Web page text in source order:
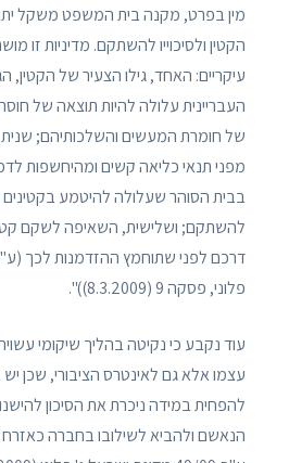
מין בפרט, מקנה בית המשפט משקל יתר
הקטין ולסיכוייו להשתקם. מדיניות
עיקריים: האחד, גילו הצעיר של הקטין,
העבריינית עלולה להיות תוצאה של
של חומרת המעשים והשלכותיהם; שנית,
מפני תנאי כליאה קשים ומהיחשפות
בבית הסוהר שעלולה להיטמע בקטינים
להשתקם; ושלישית, השאיפה לשקם
פלוני, פסקה 9 (8.3.2009))".
עוד נקבע כי נקיטה בהליך שיקומי
עצמו אלא גם לאינטרס הציבורי, שכן
להפחית במידה ניכרת את הסיכון
הנאשם ולהביא לשילובו בחברה כאזרח